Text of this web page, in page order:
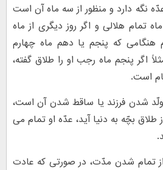
نگه دارد و منظور از سه ماه آن است
تمام هلالى و اگر روز دیگرى از ماه
هنگامى که پنجم یا دهم ماه چهارم
اگر پنجم ماه رجب او را طلاق گفته،
است.
شدن فرزند یا ساقط شدن آن است،
بچّه به دنیا آید، عدّه او تمام مى
تمام شدن مدّت، در صورتى که عادت